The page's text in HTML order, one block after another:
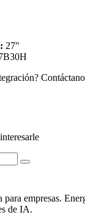
27"
empresas.
de IA.